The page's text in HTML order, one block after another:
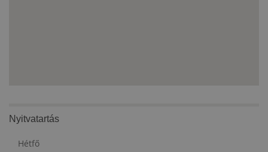
Nyitvatartás
Hétfő